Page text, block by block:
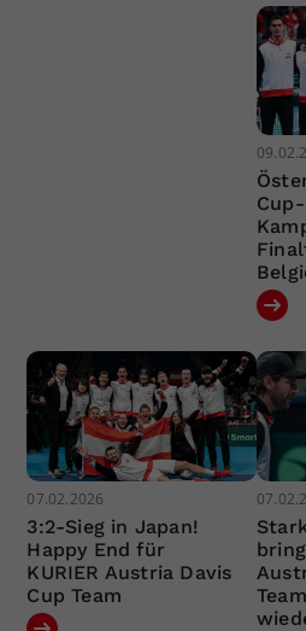
07.02.2026
3:2-Sieg in Japan!
Happy End für
KURIER Austria Davis
Cup Team